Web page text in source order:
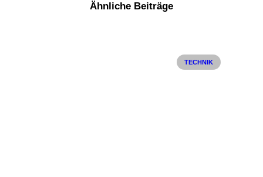
Ähnliche Beiträge
TECHNIK